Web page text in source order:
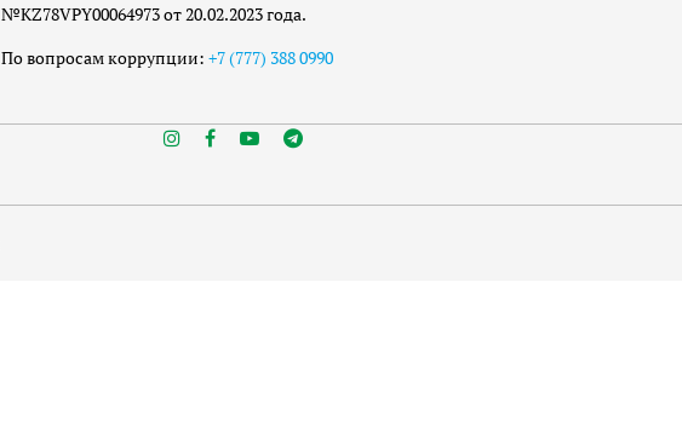
№KZ78VPY00064973 от 20.02.2023 года.
По вопросам коррупции: +7 (777) 388 0990